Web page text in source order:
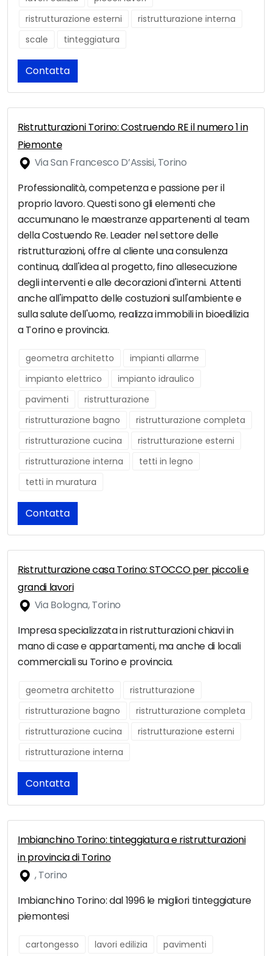
ristrutturazione esterni
ristrutturazione interna
scale
tinteggiatura
Contatta
Ristrutturazioni Torino: Costruendo RE il numero 1 in
Piemonte
Via San Francesco D’Assisi, Torino
Professionalità, competenza e passione per il
proprio lavoro. Questi sono gli elementi che
accumunano le maestranze appartenenti al team
della Costuendo Re. Leader nel settore delle
ristrutturazioni, offre al cliente una consulenza
continua, dall'idea al progetto, fino allesecuzione
degli interventi e alle decorazioni d'interni. Attenti
anche all'impatto delle costuzioni sull'ambiente e
sulla salute dell'uomo, realizza immobili in bioedilizia
a Torino e provincia.
geometra architetto
impianti allarme
impianto elettrico
impianto idraulico
pavimenti
ristrutturazione
ristrutturazione bagno
ristrutturazione completa
ristrutturazione cucina
ristrutturazione esterni
ristrutturazione interna
tetti in legno
tetti in muratura
Contatta
Ristrutturazione casa Torino: STOCCO per piccoli e
grandi lavori
Via Bologna, Torino
Impresa specializzata in ristrutturazioni chiavi in
mano di case e appartamenti, ma anche di locali
commerciali su Torino e provincia.
geometra architetto
ristrutturazione
ristrutturazione bagno
ristrutturazione completa
ristrutturazione cucina
ristrutturazione esterni
ristrutturazione interna
Contatta
Imbianchino Torino: tinteggiatura e ristrutturazioni
in provincia di Torino
, Torino
Imbianchino Torino: dal 1996 le migliori tinteggiature
piemontesi
cartongesso lavori edilizia pavimenti